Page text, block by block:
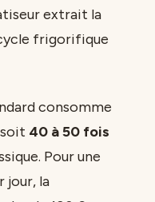
extrait la
frigorifique
consomme
40 à 50 fois
Pour une
jour, la